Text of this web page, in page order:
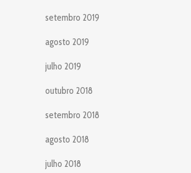
setembro 2019
agosto 2019
julho 2019
outubro 2018
setembro 2018
agosto 2018
julho 2018